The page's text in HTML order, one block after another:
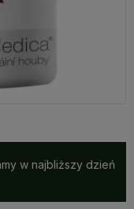
w najbliższy dzień